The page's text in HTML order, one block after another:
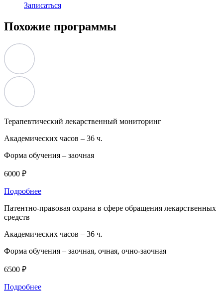
Записаться
Похожие программы
Терапевтический лекарственный мониторинг
Академических часов – 36 ч.
Форма обучения – заочная
6000 ₽
Подробнее
Патентно-правовая охрана в сфере обращения лекарственных
средств
Академических часов – 36 ч.
Форма обучения – заочная, очная, очно-заочная
6500 ₽
Подробнее